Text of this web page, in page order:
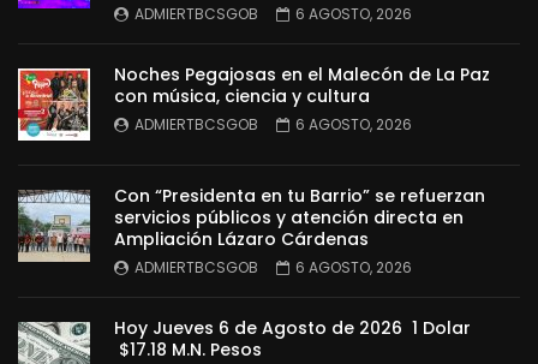
ADMIERTBCSGOB 6 AGOSTO, 2026
Noches Pegajosas en el Malecón de La Paz
con música, ciencia y cultura
ADMIERTBCSGOB 6 AGOSTO, 2026
Con “Presidenta en tu Barrio” se refuerzan
servicios públicos y atención directa en
Ampliación Lázaro Cárdenas
ADMIERTBCSGOB 6 AGOSTO, 2026
Hoy Jueves 6 de Agosto de 2026 1 Dolar
$17.18 M.N. Pesos